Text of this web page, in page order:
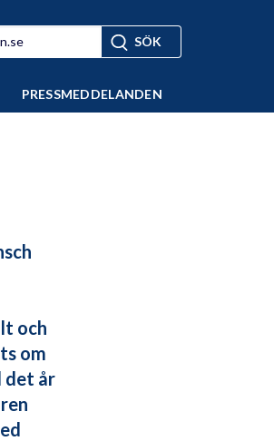
PRESSMEDDELANDEN
och
om
det år